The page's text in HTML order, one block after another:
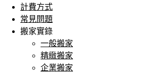
計費方式
常見問題
搬家實錄
一般搬家
精緻搬家
企業搬家